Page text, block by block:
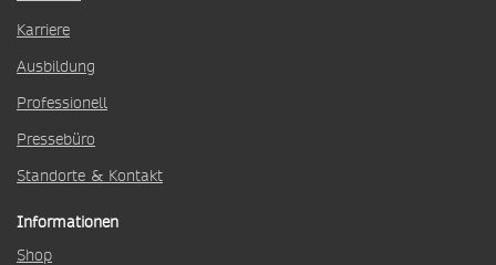
Karriere
Ausbildung
Professionell
Pressebüro
Standorte & Kontakt
Informationen
Shop